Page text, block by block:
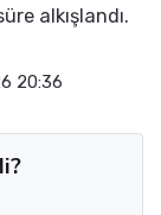
alkışlandı.
20:36